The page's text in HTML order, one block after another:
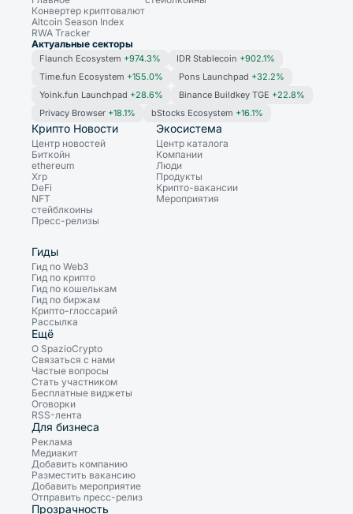
Конвертер криптовалют
Altcoin Season Index
RWA Tracker
Актуальные секторы
Flaunch Ecosystem +974.3% IDR Stablecoin +902.1%
Time.fun Ecosystem +155.0% Pons Launchpad +32.2%
Yoink.fun Launchpad +28.6% Binance Buildkey TGE +22.8%
Privacy Browser +18.1% bStocks Ecosystem +16.1%
Крипто Новости
Центр новостей
Биткойн
ethereum
Xrp
DeFi
NFT
стейблкоины
Пресс-релизы
Экосистема
Центр каталога
Компании
Люди
Продукты
Крипто-вакансии
Мероприятия
Гиды
Гид по Web3
Гид по крипто
Гид по кошелькам
Гид по биржам
Крипто-глоссарий
Рассылка
Ещё
О SpazioCrypto
Связаться с нами
Частые вопросы
Стать участником
Бесплатные виджеты
Оговорки
RSS-лента
Для бизнеса
Реклама
Медиакит
Добавить компанию
Разместить вакансию
Добавить мероприятие
Отправить пресс-релиз
Прозрачность